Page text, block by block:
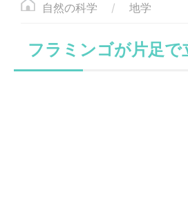
自然の科学 地学
フラミンゴが片足で